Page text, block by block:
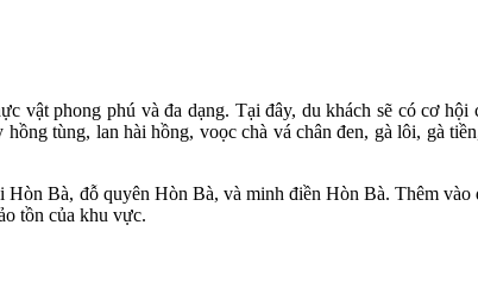
phong phú và đa dạng. Tại đây, du khách sẽ có cơ hội
tùng, lan hài hồng, voọc chà vá chân đen, gà lôi, gà
Bà, đỗ quyên Hòn Bà, và minh điền Hòn Bà. Thêm
tồn của khu vực.